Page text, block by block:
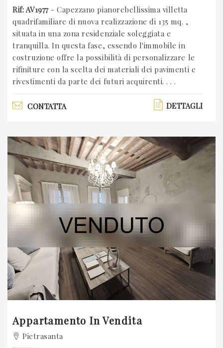
Rif: AV1977- Capezzano pianorebellissima villetta
quadrifamiliare di nuova realizzazione di 135 mq. ,
situata in una zona residenziale soleggiata e
tranquilla. In questa fase, essendo l'immobile in
costruzione offre la possibilità di personalizzare le
rifiniture con la scelta dei materiali dei pavimenti e
rivestimenti da parte dei futuri acquirenti. . . .
CONTATTA DETTAGLI
Appartamento In Vendita
Pietrasanta